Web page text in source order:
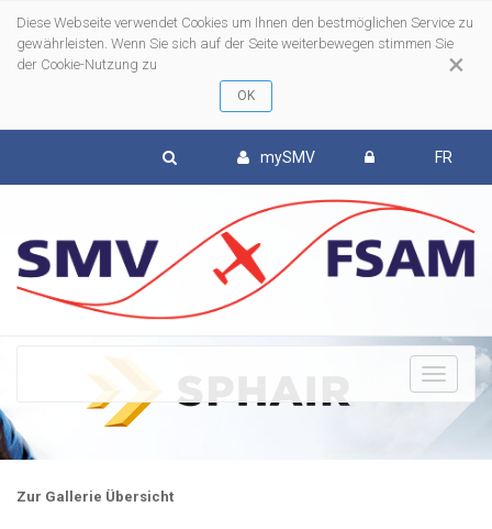
×
Diese Webseite verwendet Cookies um Ihnen den bestmöglichen Service zu
gewährleisten. Wenn Sie sich auf der Seite weiterbewegen stimmen Sie
der Cookie-Nutzung zu
mySMV FR
Zur Gallerie Übersicht